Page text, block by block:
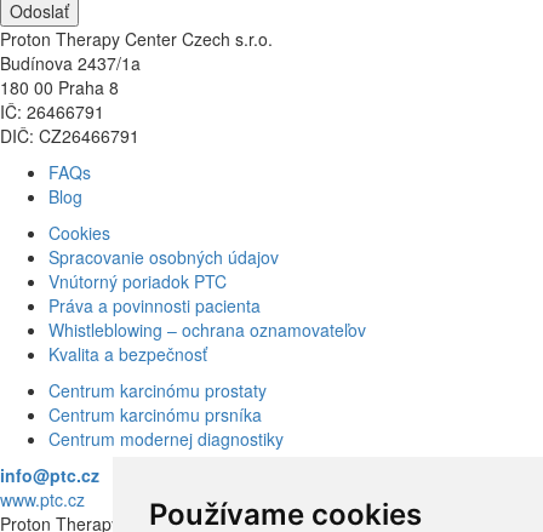
Používame cookies
Proton Therapy Center Czech s.r.o.
Budínova 2437/1a
180 00 Praha 8
IČ: 26466791
DIČ: CZ26466791
FAQs
Blog
Cookies
Spracovanie osobných údajov
Vnútorný poriadok PTC
Práva a povinnosti pacienta
Whistleblowing – ochrana oznamovateľov
Kvalita a bezpečnosť
Centrum karcinómu prostaty
Centrum karcinómu prsníka
Centrum modernej diagnostiky
info@ptc.cz
www.ptc.cz
Proton Therapy Center Czech s.r.o.